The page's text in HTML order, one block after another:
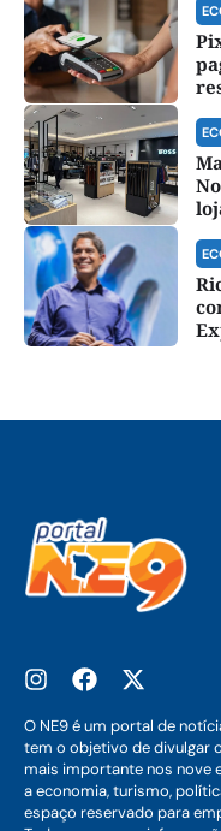
O NE9 é um portal de
tem o objetivo de divulgar
mais importante nos nove
a economia, turismo,
espaço reservado para